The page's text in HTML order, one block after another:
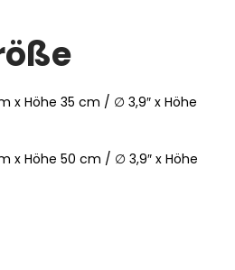
x Höhe 35 cm / ∅ 3,9″ x Höhe
x Höhe 50 cm / ∅ 3,9″ x Höhe